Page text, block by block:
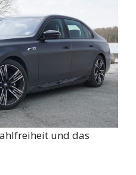
und das